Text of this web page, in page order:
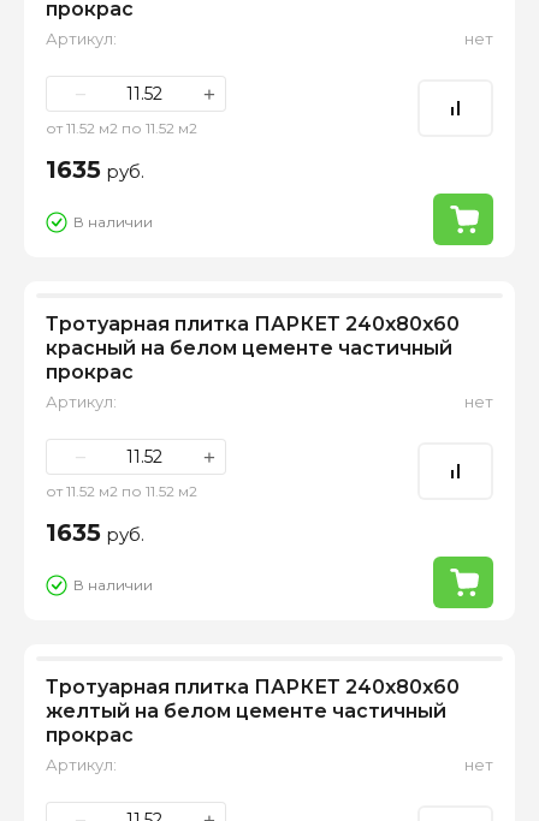
прокрас
Артикул: нет
− +
от 11.52 м2 по 11.52 м2
1635 руб.
В наличии
Тротуарная плитка ПАРКЕТ 240х80х60
красный на белом цементе частичный
прокрас
Артикул: нет
− +
от 11.52 м2 по 11.52 м2
1635 руб.
В наличии
Тротуарная плитка ПАРКЕТ 240х80х60
желтый на белом цементе частичный
прокрас
Артикул: нет